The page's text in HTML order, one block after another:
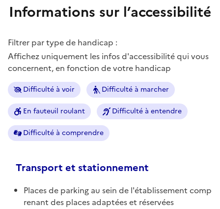
Informations sur l’accessibilité
Filtrer par type de handicap :
Affichez uniquement les infos d'accessibilité qui vous
concernent, en fonction de votre handicap
Difficulté à voir Difficulté à marcher
En fauteuil roulant Difficulté à entendre
Difficulté à comprendre
Transport et stationnement
Places de parking au sein de l'établissement comp
renant des places adaptées et réservées